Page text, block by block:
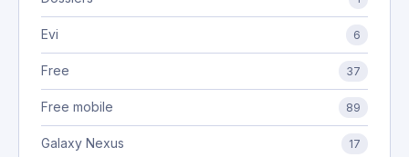
Evi 6
Free 37
Free mobile 89
Galaxy Nexus 17